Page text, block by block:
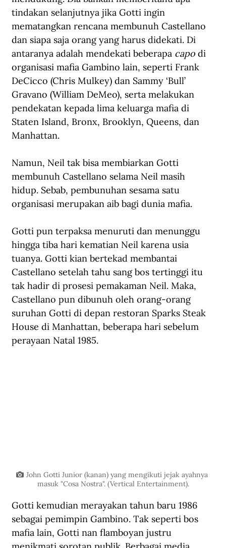
tindakan selanjutnya jika Gotti ingin
mematangkan rencana membunuh Castellano
dan siapa saja orang yang harus didekati. Di
antaranya adalah mendekati beberapa capo di
organisasi mafia Gambino lain, seperti Frank
DeCicco (Chris Mulkey) dan Sammy ‘Bull’
Gravano (William DeMeo), serta melakukan
pendekatan kepada lima keluarga mafia di
Staten Island, Bronx, Brooklyn, Queens, dan
Manhattan.
Namun, Neil tak bisa membiarkan Gotti
membunuh Castellano selama Neil masih
hidup. Sebab, pembunuhan sesama satu
organisasi merupakan aib bagi dunia mafia.
Gotti pun terpaksa menuruti dan menunggu
hingga tiba hari kematian Neil karena usia
tuanya. Gotti kian bertekad membantai
Castellano setelah tahu sang bos tertinggi itu
tak hadir di prosesi pemakaman Neil. Maka,
Castellano pun dibunuh oleh orang-orang
suruhan Gotti di depan restoran Sparks Steak
House di Manhattan, beberapa hari sebelum
perayaan Natal 1985.
John Gotti Junior (kanan) yang mengikuti jejak ayahnya
masuk "Cosa Nostra". (Vertical Entertainment).
Gotti kemudian merayakan tahun baru 1986
sebagai pemimpin Gambino. Tak seperti bos
mafia lain, Gotti nan flamboyan justru